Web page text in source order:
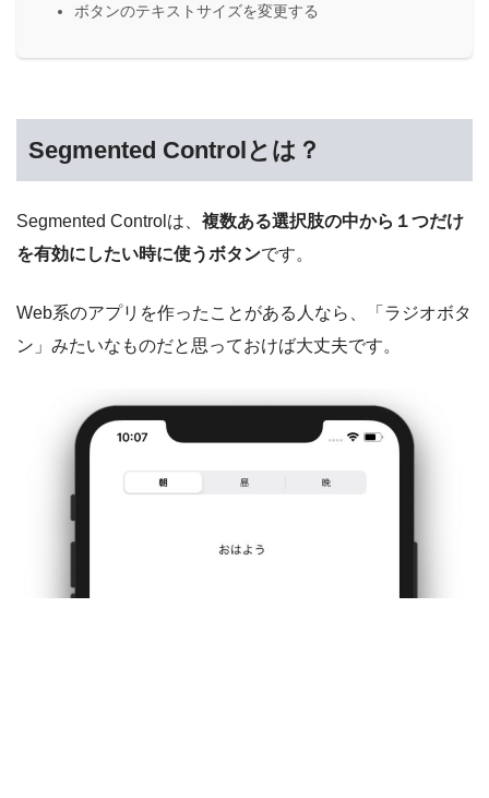
ボタンのテキストサイズを変更する
Segmented Controlとは？
Segmented Controlは、 複数ある選択肢の中から１つだけ
を有効にしたい時に使うボタンです。
Web系のアプリを作ったことがある人なら、「ラジオボタ
ン」みたいなものだと思っておけば大丈夫です。